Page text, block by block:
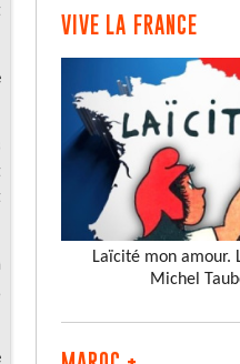
VIVE LA FRANCE
Laïcité mon amour.
Michel